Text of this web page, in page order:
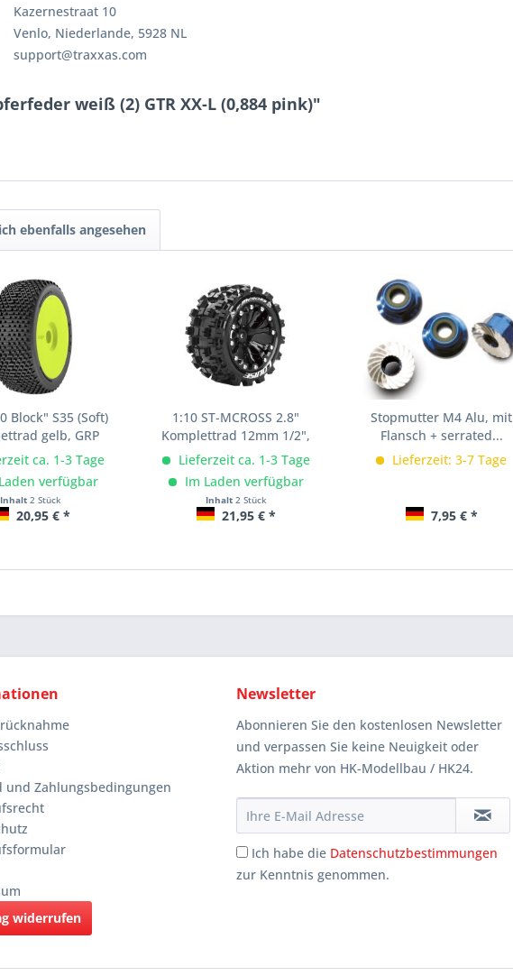
Kazernestraat 10
Venlo, Niederlande, 5928 NL
support@traxxas.com
weiß (2) GTR XX-L (0,884 pink)"
ebenfalls angesehen
Block" S35 (Soft)
gelb, GRP
ca. 1-3 Tage
verfügbar
Inhalt2 Stück
20,95 € *
1:10 ST-MCROSS 2.8"
Komplettrad 12mm 1/2",
Louise
Lieferzeit ca. 1-3 Tage
Im Laden verfügbar
Inhalt 2 Stück
21,95 € *
Stopmutter M4 Alu, mit
Flansch + serrated...
Lieferzeit: 3-7 Tage
7,95 € *
und Zahlungsbedingungen
widerrufen
Newsletter
Abonnieren Sie den kostenlosen Newsletter
und verpassen Sie keine Neuigkeit oder
Aktion mehr von HK-Modellbau / HK24.
Ich habe die Datenschutzbestimmungen
zur Kenntnis genommen.